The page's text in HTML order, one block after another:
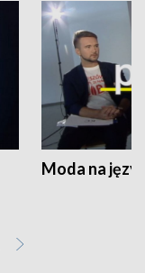
Moda na